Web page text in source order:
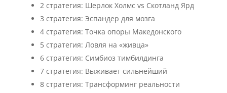
2 стратегия: Шерлок Холмс vs Скотланд Ярд
3 стратегия: Эспандер для мозга
4 стратегия: Точка опоры Македонского
5 стратегия: Ловля на «живца»
6 стратегия: Симбиоз тимбилдинга
7 стратегия: Выживает сильнейший
8 стратегия: Трансформинг реальности